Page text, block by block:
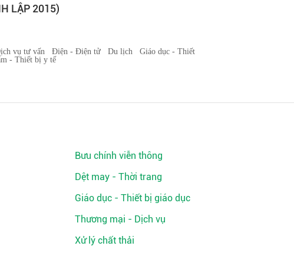
LẬP 2015)
vụ tư vấn Điện - Điện tử Du lịch
Giáo dục - Thiết
- Thiết bị y tế
Bưu chính viễn thông
Dệt may - Thời trang
Giáo dục - Thiết bị giáo dục
Thương mại - Dịch vụ
Xử lý chất thải